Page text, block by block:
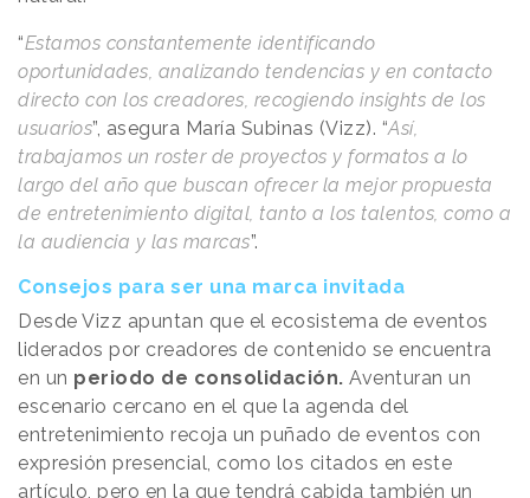
“Estamos constantemente identificando
oportunidades, analizando tendencias y en contacto
directo con los creadores, recogiendo insights de los
usuarios”, asegura María Subinas (Vizz). “Así,
trabajamos un roster de proyectos y formatos a lo
largo del año que buscan ofrecer la mejor propuesta
de entretenimiento digital, tanto a los talentos, como a
la audiencia y las marcas”.
Consejos para ser una marca invitada
Desde Vizz apuntan que el ecosistema de eventos
liderados por creadores de contenido se encuentra
en un periodo de consolidación. Aventuran un
escenario cercano en el que la agenda del
entretenimiento recoja un puñado de eventos con
expresión presencial, como los citados en este
artículo, pero en la que tendrá cabida también un